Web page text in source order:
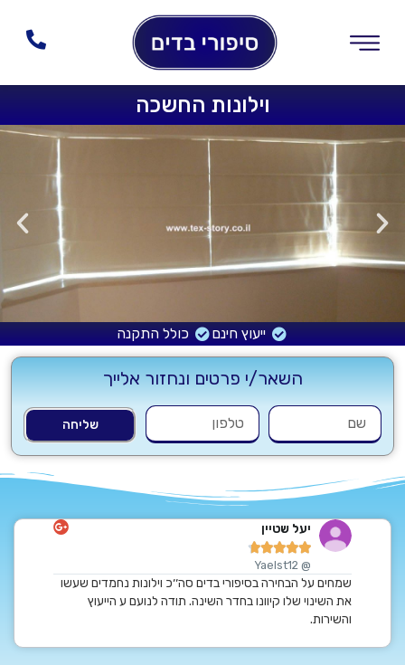
וילונות החשכה
ייעוץ חינם כולל התקנה
השאר/י פרטים ונחזור אלייך
שליחה
יעל שטיין





@ Yaelst12
שמחים על הבחירה בסיפורי בדים סה׳׳כ וילונות נחמדים שעשו
את השינוי שלו קיוונו בחדר השינה. תודה לנועם ע הייעוץ
והשירות.